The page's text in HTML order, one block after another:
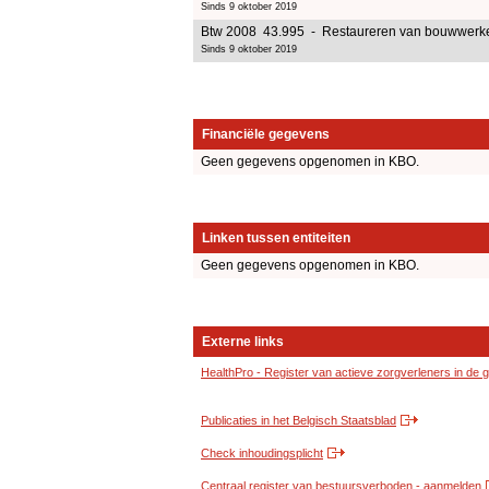
Sinds 9 oktober 2019
Btw 2008 43.995 - Restaureren van
Sinds 9 oktober 2019
Financiële gegevens
Geen gegevens opgenomen in KBO.
Linken tussen entiteiten
Geen gegevens opgenomen in KBO.
Externe links
HealthPro - Register van actieve zorgverleners in de
Publicaties in het Belgisch Staatsblad
Check inhoudingsplicht
Centraal register van bestuursverboden - aanmelden